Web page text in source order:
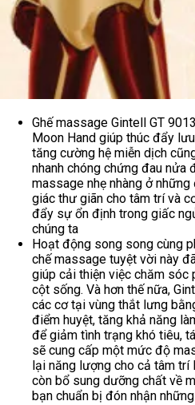
Ghế massage Gintell GT
Moon Hand giúp thúc đẩy
tăng cường hệ miễn dịch
nhanh chóng chứng đau nửa
massage nhẹ nhàng ở
giác thư giãn cho tâm trí và
đẩy sự ổn định trong giấc
chúng ta
Hoạt động song song cùng
chế massage tuyệt vời này
giúp cải thiện việc chăm sóc
cột sống. Và hơn thế nữa,
các cơ tại vùng thắt lưng
điểm huyệt, tăng khả năng
để giảm tình trạng khó tiêu,
sẽ cung cấp một mức độ
lại năng lượng cho cả tâm trí
còn bổ sung dưỡng chất về
bạn chuẩn bị đón nhận